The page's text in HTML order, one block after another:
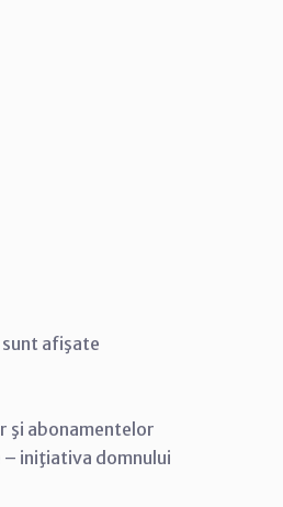
afişate
şi abonamentelor
iniţiativa domnului